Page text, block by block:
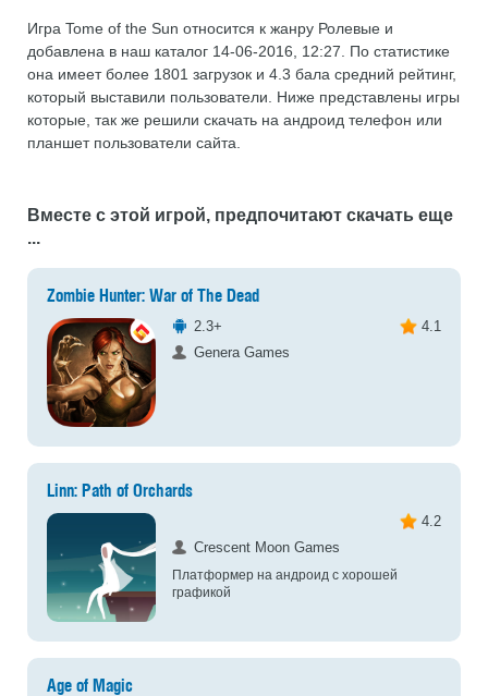
Игра Tome of the Sun относится к жанру Ролевые и
добавлена в наш каталог 14-06-2016, 12:27. По статистике
она имеет более 1801 загрузок и 4.3 бала средний рейтинг,
который выставили пользователи. Ниже представлены игры
которые, так же решили скачать на андроид телефон или
планшет пользователи сайта.
Вместе с этой игрой, предпочитают скачать еще
...
Zombie Hunter: War of The Dead
2.3+
4.1
Genera Games
Linn: Path of Orchards
4.2
Crescent Moon Games
Платформер на андроид с хорошей
графикой
Age of Magic